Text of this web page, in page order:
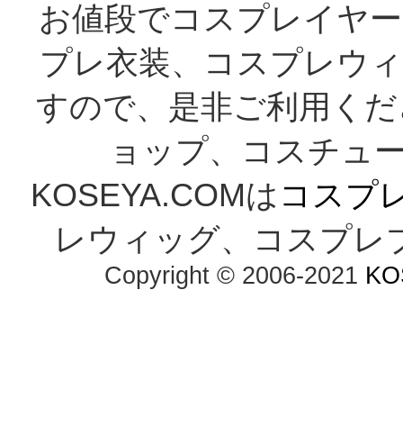
お値段でコスプレイヤ
プレ衣装、コスプレウ
すので、是非ご利用く
ョップ、コスチュ
KOSEYA.COMは コスプ
レウィッグ、コスプレ
Copyright © 2006-2021